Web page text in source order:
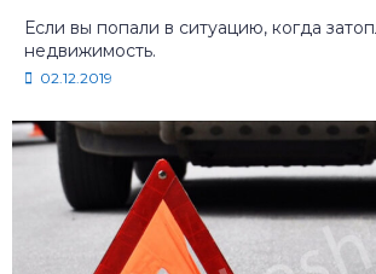
Если вы попали в ситуацию, когда
недвижимость.
02.12.2019